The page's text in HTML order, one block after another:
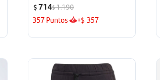
$714$1.190
357Puntos +$ 357